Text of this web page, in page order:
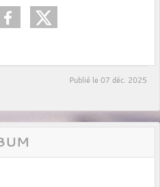
Publié le 07 déc. 2025